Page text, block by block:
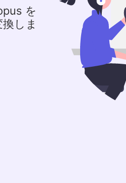
を
しま